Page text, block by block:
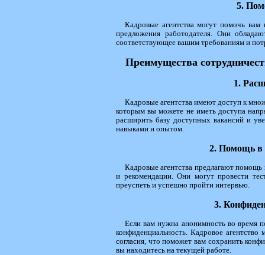
5.
Кадровые агентства могут помочь
предложения работодателя. Они
соответствующее вашим требованиям и
Преимущества
1.
Кадровые агентства имеют доступ к
которым вы можете не иметь доступа
расширить базу доступных вакансий и
навыками и опытом.
2. Помощь в
Кадровые агентства предлагают помощь
и рекомендации. Они могут провести
преуспеть и успешно пройти интервью.
3.
Если вам нужна анонимность во время
конфиденциальность. Кадровое агентство
согласия, что поможет вам сохранить
вы находитесь на текущей работе.